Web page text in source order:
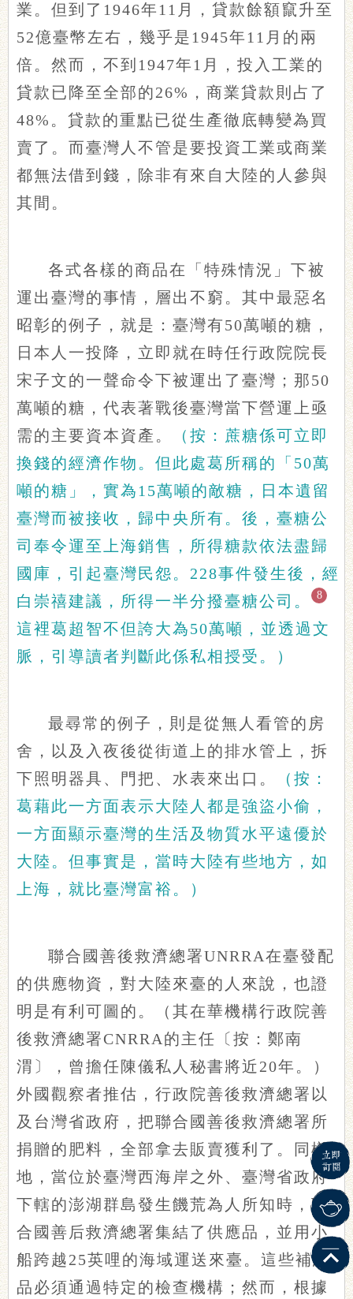
業。但到了1946年11月，貸款餘額竄升至
52億臺幣左右，幾乎是1945年11月的兩
倍。然而，不到1947年1月，投入工業的
貸款已降至全部的26%，商業貸款則占了
48%。貸款的重點已從生產徹底轉變為買
賣了。而臺灣人不管是要投資工業或商業
都無法借到錢，除非有來自大陸的人參與
其間。
各式各樣的商品在「特殊情況」下被
運出臺灣的事情，層出不窮。其中最惡名
昭彰的例子，就是：臺灣有50萬噸的糖，
日本人一投降，立即就在時任行政院院長
宋子文的一聲命令下被運出了臺灣；那50
萬噸的糖，代表著戰後臺灣當下營運上亟
需的主要資本資產。
（按：蔗糖係可立即
換錢的經濟作物。但此處葛所稱的「50萬
噸的糖」，實為15萬噸的敵糖，日本遺留
臺灣而被接收，歸中央所有。後，臺糖公
司奉令運至上海銷售，所得糖款依法盡歸
國庫，引起臺灣民怨。228事件發生後，經
白崇禧建議，所得一半分撥臺糖公司。
8
這裡葛超智不但誇大為50萬噸，並透過文
脈，引導讀者判斷此係私相授受。）
最尋常的例子，則是從無人看管的房
舍，以及入夜後從街道上的排水管上，拆
下照明器具、門把、水表來出口。
（按：
葛藉此一方面表示大陸人都是強盜小偷，
一方面顯示臺灣的生活及物質水平遠優於
大陸。但事實是，當時大陸有些地方，如
上海，就比臺灣富裕。）
聯合國善後救濟總署UNRRA在臺發配
的供應物資，對大陸來臺的人來說，也證
明是有利可圖的。（其在華機構行政院善
後救濟總署CNRRA的主任〔按：鄭南
渭〕，曾擔任陳儀私人秘書將近20年。）
外國觀察者推估，行政院善後救濟總署以
及台灣省政府，把聯合國善後救濟總署所
捐贈的肥料，全部拿去販賣獲利了。同樣
地，當位於臺灣西海岸之外、臺灣省政府
下轄的澎湖群島發生饑荒為人所知時，聯
合國善后救濟總署集結了供應品，並用小
船跨越25英哩的海域運送來臺。這些補給
品必須通過特定的檢查機構；然而，根據